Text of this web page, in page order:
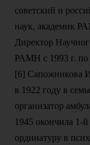
советский и
наук, академик
Директор
РАМН с 1993 г. по
[6] Сапожникова
в 1922 году в
организатор
1945 окончила
ординатуру в